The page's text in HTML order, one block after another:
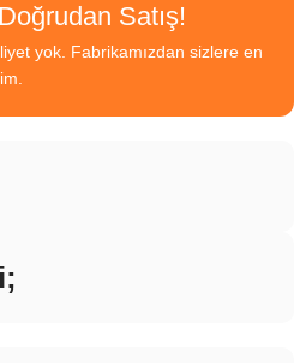
Satış!
yok. Fabrikamızdan sizlere en